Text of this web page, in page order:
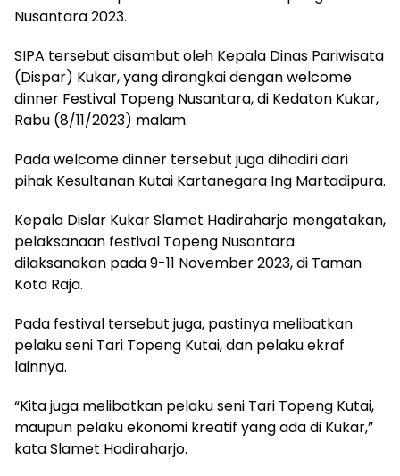
Nusantara 2023.
SIPA tersebut disambut oleh Kepala Dinas Pariwisata
(Dispar) Kukar, yang dirangkai dengan welcome
dinner Festival Topeng Nusantara, di Kedaton Kukar,
Rabu (8/11/2023) malam.
Pada welcome dinner tersebut juga dihadiri dari
pihak Kesultanan Kutai Kartanegara Ing Martadipura.
Kepala Dislar Kukar Slamet Hadiraharjo mengatakan,
pelaksanaan festival Topeng Nusantara
dilaksanakan pada 9-11 November 2023, di Taman
Kota Raja.
Pada festival tersebut juga, pastinya melibatkan
pelaku seni Tari Topeng Kutai, dan pelaku ekraf
lainnya.
“Kita juga melibatkan pelaku seni Tari Topeng Kutai,
maupun pelaku ekonomi kreatif yang ada di Kukar,”
kata Slamet Hadiraharjo.